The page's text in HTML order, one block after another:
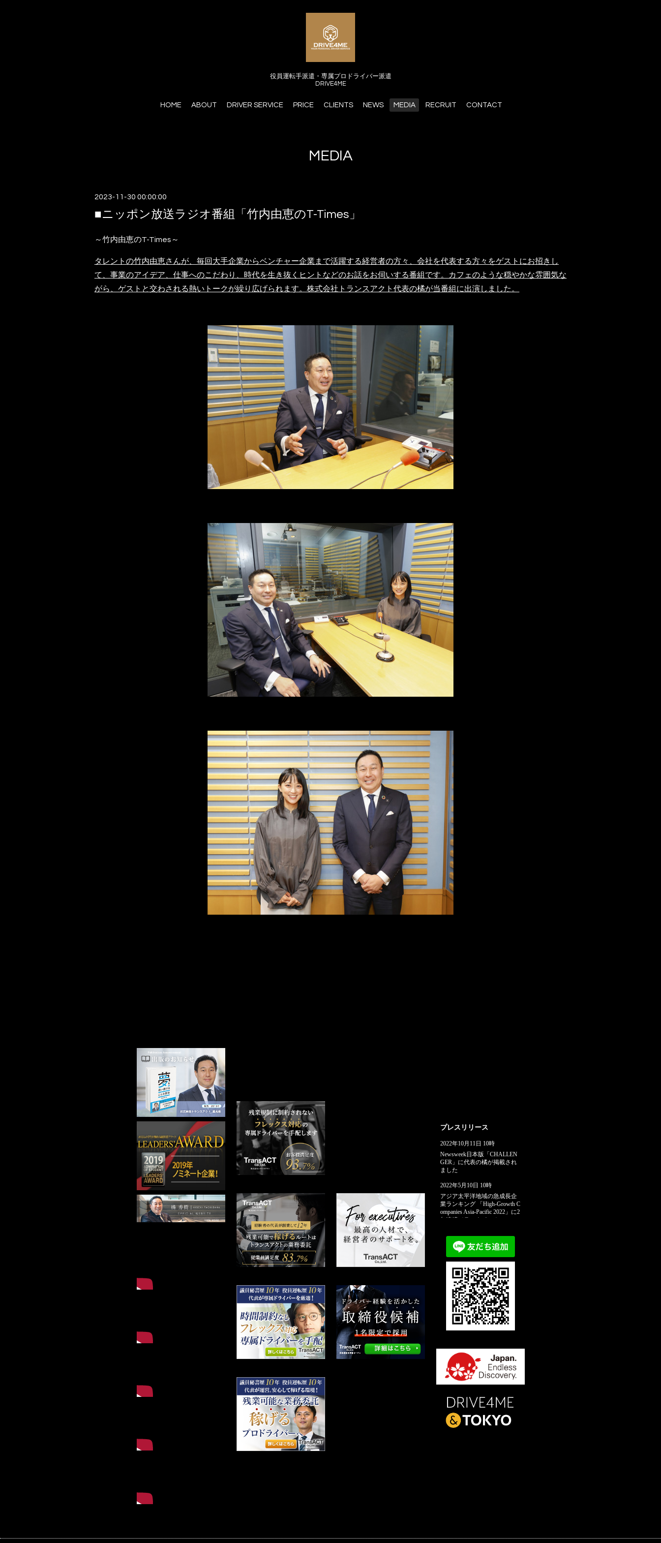
役員運転手派遣・専属プロドライバー派遣
DRIVE4ME
HOME ABOUT DRIVER SERVICE PRICE CLIENTS NEWS MEDIA RECRUIT CONTACT
MEDIA
2023-11-30 00:00:00
■ニッポン放送ラジオ番組「竹内由恵のT-Times」
～竹内由恵のT-Times～
タレントの竹内由恵さんが、毎回大手企業からベンチャー企業まで活躍する経営者の方々、会社を代表する方々をゲストにお招きし
て、事業のアイデア、仕事へのこだわり、時代を生き抜くヒントなどのお話をお伺いする番組です。カフェのような穏やかな雰囲気な
がら、ゲストと交わされる熱いトークが繰り広げられます。株式会社トランスアクト代表の橘が当番組に出演しました。